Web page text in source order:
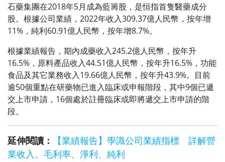
石藥集團在2018年5月成為藍籌股，是恒指首隻醫藥成分
股。根據公司業績，2022年收入309.37億人民幣，按年增
11%，純利60.91億人民幣，按年增8.7%。
根據業績報告，期內成藥收入245.2億人民幣，按年升
16.5%，原料產品收入44.51億人民幣，按年升16.5%，功能
食品及其它業務收入19.66億人民幣，按年升43.9%。目前
逾50個重點在研藥物已進入臨床或申報階段，其中9個已遞
交上市申請，16個處於註冊臨床或即將遞交上市申請的階
段。
延伸閱讀：
【業績報告】學識公司業績指標 詳解營
業收入、毛利率、淨利、純利